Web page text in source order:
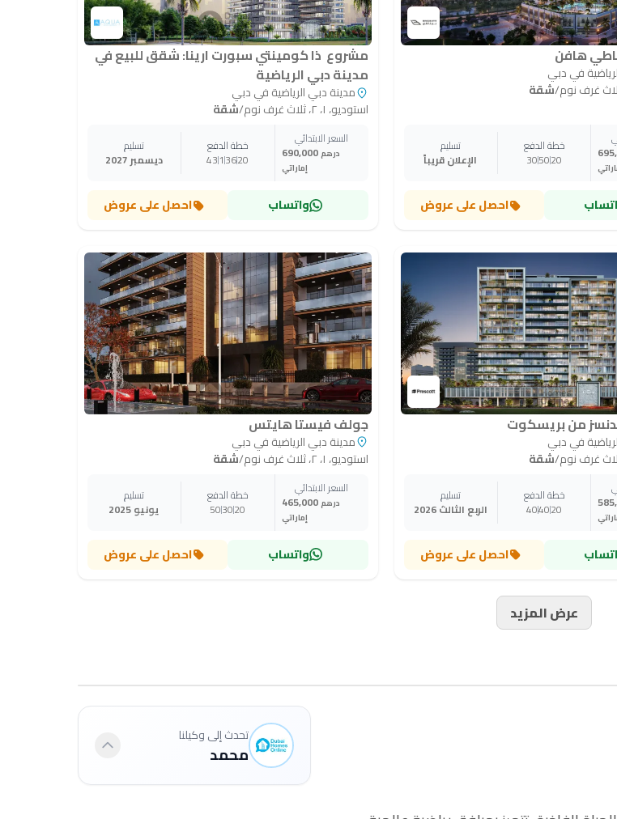
هافن
في دبي
/شقة
خطة الدفع
20
50
30
تسليم
الإعلان قريباً
احصل على عروض
مشروع ذا كومينتي سبورت ارينا: شقق للبيع في
مدينة دبي الرياضية
مدينة دبي الرياضية في دبي
استوديو، ١، ٢، ثلاث غرف نوم
/شقة
السعر الابتدائي
690,000 درهم
إماراتي
خطة الدفع
20
36
1
43
تسليم
ديسمبر 2027
واتساب احصل على عروض
من بريسكوت
في دبي
/شقة
خطة الدفع
20
40
40
تسليم
الربع الثالث 2026
احصل على عروض
جولف فيستا هايتس
مدينة دبي الرياضية في دبي
استوديو، ١، ٢، ثلاث غرف نوم
/شقة
السعر الابتدائي
465,000 درهم
إماراتي
خطة الدفع
20
30
50
تسليم
يونيو 2025
واتساب احصل على عروض
عرض المزيد
تحدث إلى وكيلنا
محمد